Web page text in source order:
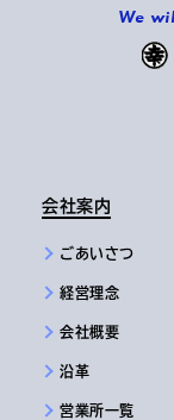
We
会社案内
ごあいさつ
経営理念
会社概要
沿革
営業所一覧